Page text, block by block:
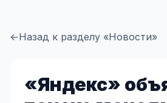
←Назад к разделу «Новости»
«Яндекс»